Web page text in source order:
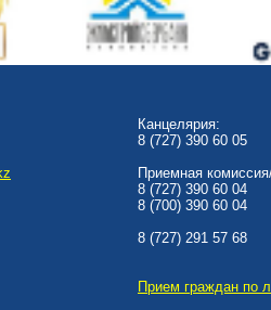
Канцелярия:
8 (727) 390 60 05
Приемная
8 (727) 390 60 04
8 (700) 390 60 04
8 (727) 291 57 68
Прием граждан по